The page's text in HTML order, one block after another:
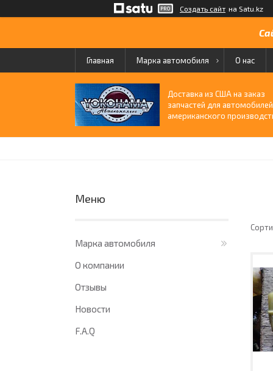
Создать сайт на Satu.kz
Главная Марка автомобиля О нас
Доставка из США на заказ
запчастей для автомобилей
американского
Марка автомобиля
О компании
Отзывы
Новости
F.A.Q